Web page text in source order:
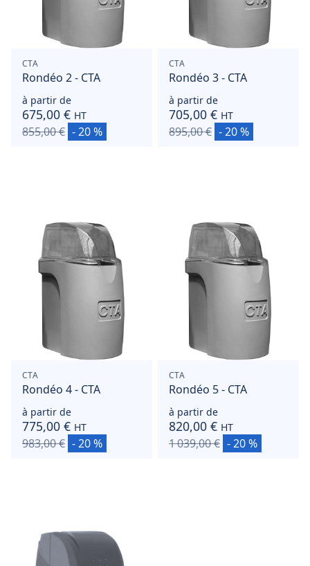
CTA
Rondéo 2 - CTA
à partir de
675,00 € HT
855,00 € - 20 %
CTA
Rondéo 3 - CTA
à partir de
705,00 € HT
895,00 € - 20 %
CTA
Rondéo 4 - CTA
à partir de
775,00 € HT
983,00 € - 20 %
CTA
Rondéo 5 - CTA
à partir de
820,00 € HT
1 039,00 € - 20 %